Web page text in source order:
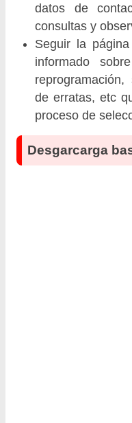
datos de
consultas y
Seguir la
informado
de erratas, etc
proceso de
Desgarcarga